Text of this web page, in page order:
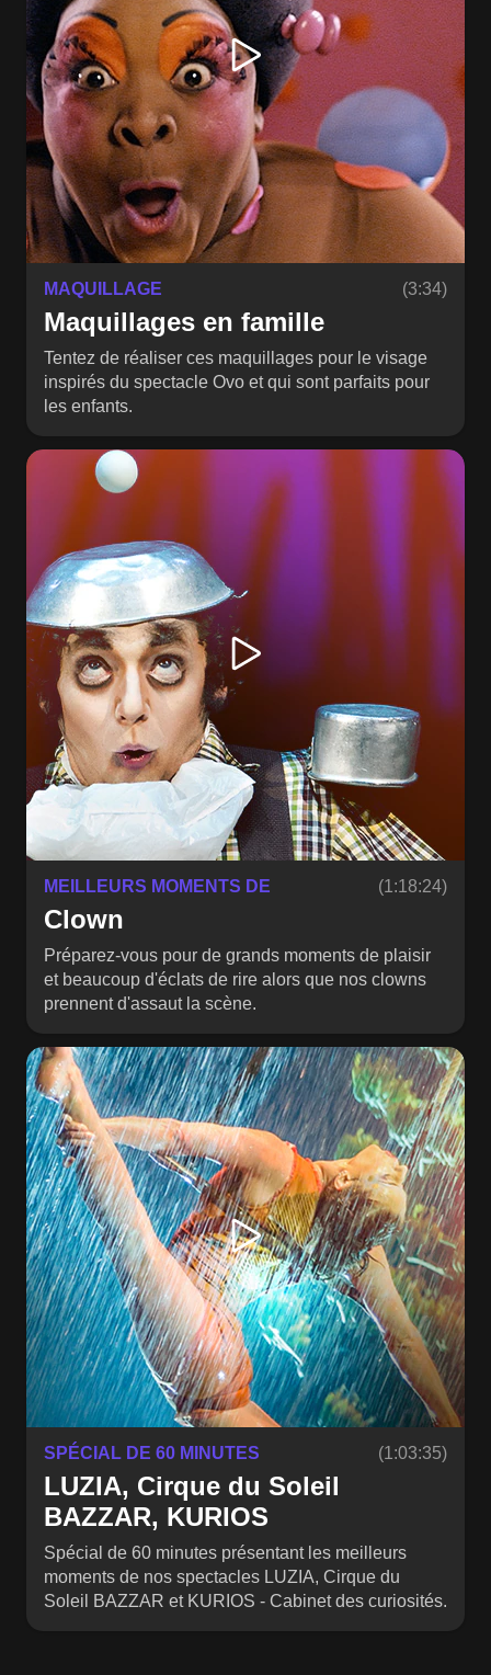
MAQUILLAGE (3:34)
Maquillages en famille
Tentez de réaliser ces maquillages pour le visage
inspirés du spectacle Ovo et qui sont parfaits pour
les enfants.
MEILLEURS MOMENTS DE (1:18:24)
Clown
Préparez-vous pour de grands moments de plaisir
et beaucoup d'éclats de rire alors que nos clowns
prennent d'assaut la scène.
SPÉCIAL DE 60 MINUTES (1:03:35)
LUZIA, Cirque du Soleil
BAZZAR, KURIOS
Spécial de 60 minutes présentant les meilleurs
moments de nos spectacles LUZIA, Cirque du
Soleil BAZZAR et KURIOS - Cabinet des curiosités.